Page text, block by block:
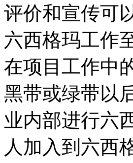
评价和宣传可
六西格玛工作
在项目工作中
黑带或绿带以
业内部进行六
人加入到六西